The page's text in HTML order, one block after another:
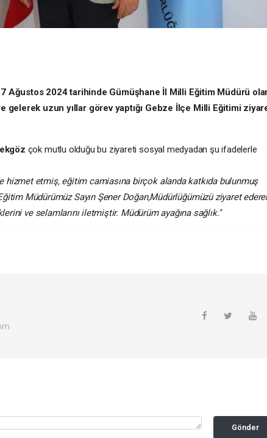
Ağustos 2024 tarihinde Gümüşhane İl Milli Eğitim Müdürü
gelerek uzun yıllar görev yaptığı Gebze İlçe Milli Eğitimi
çok mutlu olduğu bu ziyareti sosyal medyadan şu ifadelerle
hizmet etmiş, eğitim camiasına birçok alanda katkıda bulunmuş
Müdürümüz Sayın Şener Doğan,Müdürlüğümüzü ziyaret
ve selamlarını iletmiştir. Müdürüm ayağına sağlık."
Gönder